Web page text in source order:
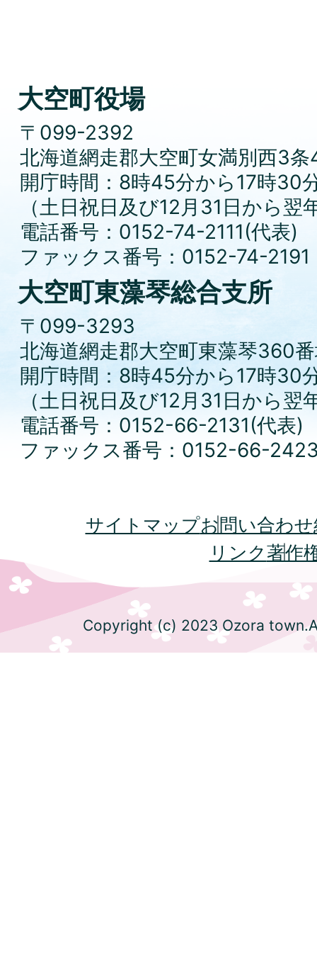
大空町役場
〒099-2392
北海道網走郡大空町女満別西3条
開庁時間：8時45分から17時30
（土日祝日及び12月31日から
電話番号：0152-74-2111(代表)
ファックス番号：0152-74-2191
大空町東藻琴総合支所
〒099-3293
北海道網走郡大空町東藻琴360
開庁時間：8時45分から17時30
（土日祝日及び12月31日から
電話番号：0152-66-2131(代表)
ファックス番号：0152-66-
サイトマップお問い合わせ
リンク著作
Copyright (c) 2023 Ozora